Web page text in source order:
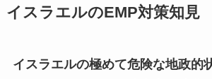
イスラエルのEMP対策知見
イスラエルの極めて危険な地政的